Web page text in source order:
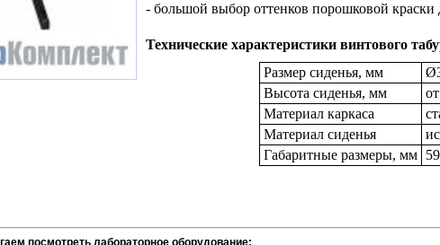
- большой выбор оттенков порошковой краски
Технические характеристики винтового
Размер сиденья, мм
Высота сиденья, мм
Материал каркаса
Материал сиденья
Габаритные размеры, мм
посмотреть лабораторное оборудование: